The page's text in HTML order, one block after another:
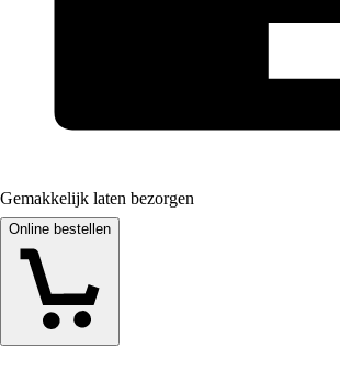
Gemakkelijk laten bezorgen
Online bestellen